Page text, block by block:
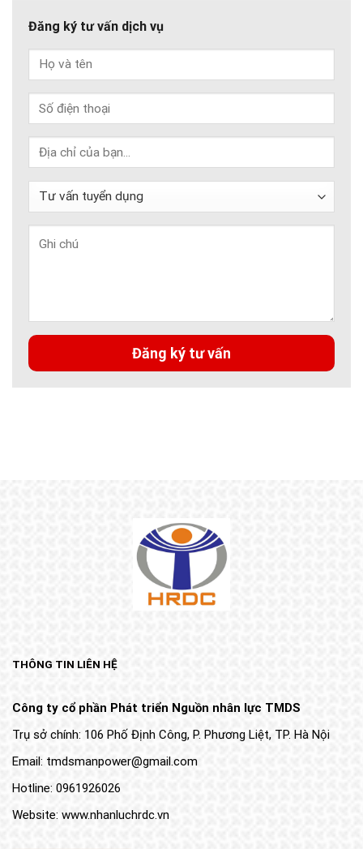
Đăng ký tư vấn dịch vụ
THÔNG TIN LIÊN HỆ
Công ty cổ phần Phát triển Nguồn nhân lực TMDS
Trụ sở chính: 106 Phố Định Công, P. Phương Liệt, TP. Hà Nội
Email: tmdsmanpower@gmail.com
Hotline: 0961926026
Website: www.nhanluchrdc.vn